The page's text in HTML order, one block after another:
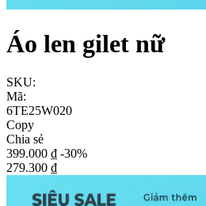
Áo len gilet nữ
SKU:
Mã:
6TE25W020
Copy
Chia sẻ
399.000 ₫ -30%
279.300 ₫